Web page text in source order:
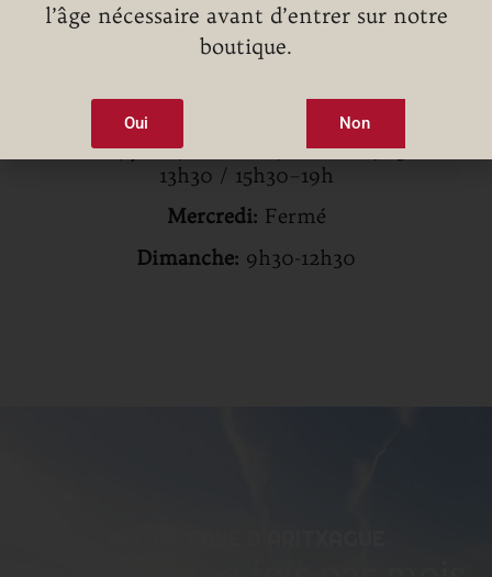
Lundi:
Mardi, Jeudi, Vendredi, Samedi:9h30–
13h30 / 15h30–19h
Mercredi: Fermé
Dimanche: 9h30-12h30
l’âge nécessaire avant d’entrer sur notre
boutique.
Oui Non